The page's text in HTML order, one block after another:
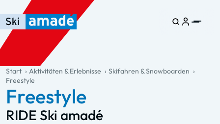
Zum Haupt-Inhalt springen
Springe zur Tabelle
Zur Haupt-Navigation springen
general.table-of-content
Start Aktivitäten & Erlebnisse
Skifahren & Snowboarden
Freestyle
Freestyle
RIDE Ski amadé